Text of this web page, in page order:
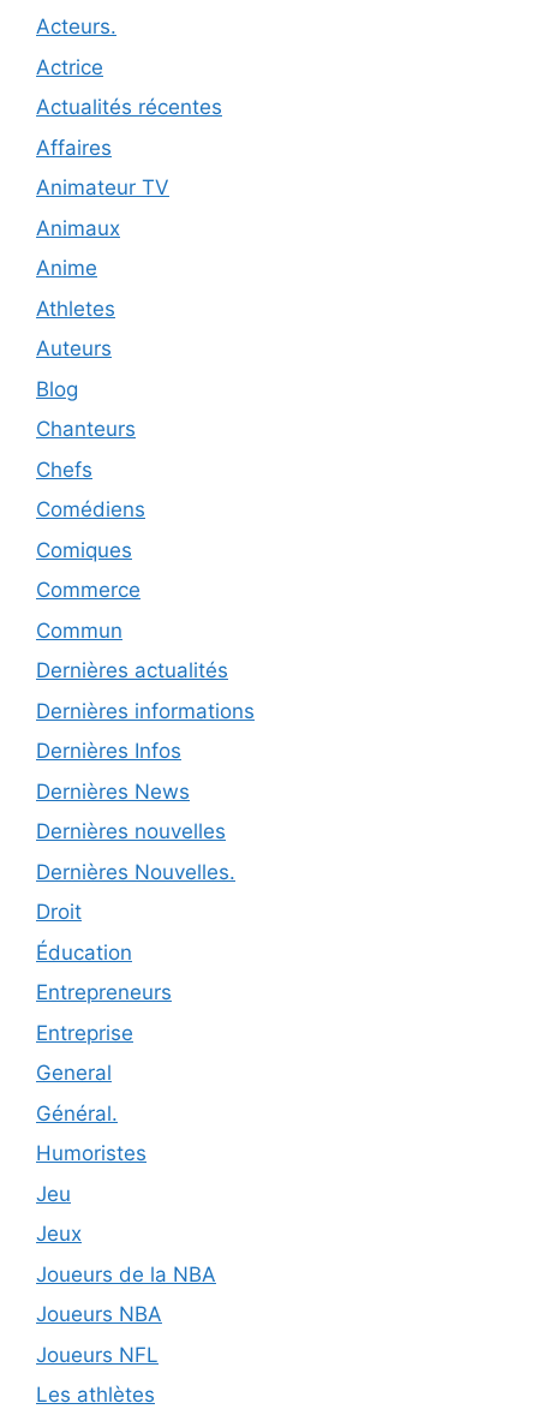
Acteurs.
Actrice
Actualités récentes
Affaires
Animateur TV
Animaux
Anime
Athletes
Auteurs
Blog
Chanteurs
Chefs
Comédiens
Comiques
Commerce
Commun
Dernières actualités
Dernières informations
Dernières Infos
Dernières News
Dernières nouvelles
Dernières Nouvelles.
Droit
Éducation
Entrepreneurs
Entreprise
General
Général.
Humoristes
Jeu
Jeux
Joueurs de la NBA
Joueurs NBA
Joueurs NFL
Les athlètes